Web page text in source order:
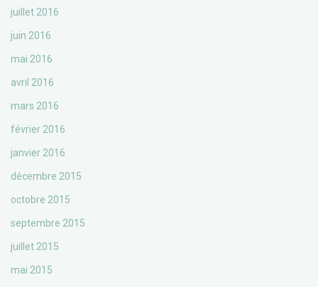
juillet 2016
juin 2016
mai 2016
avril 2016
mars 2016
février 2016
janvier 2016
décembre 2015
octobre 2015
septembre 2015
juillet 2015
mai 2015